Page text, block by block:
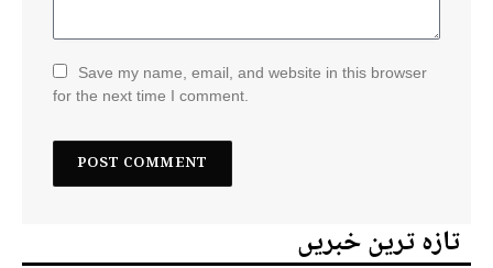
Save my name, email, and website in this browser
for the next time I comment.
تازہ ترین خبریں